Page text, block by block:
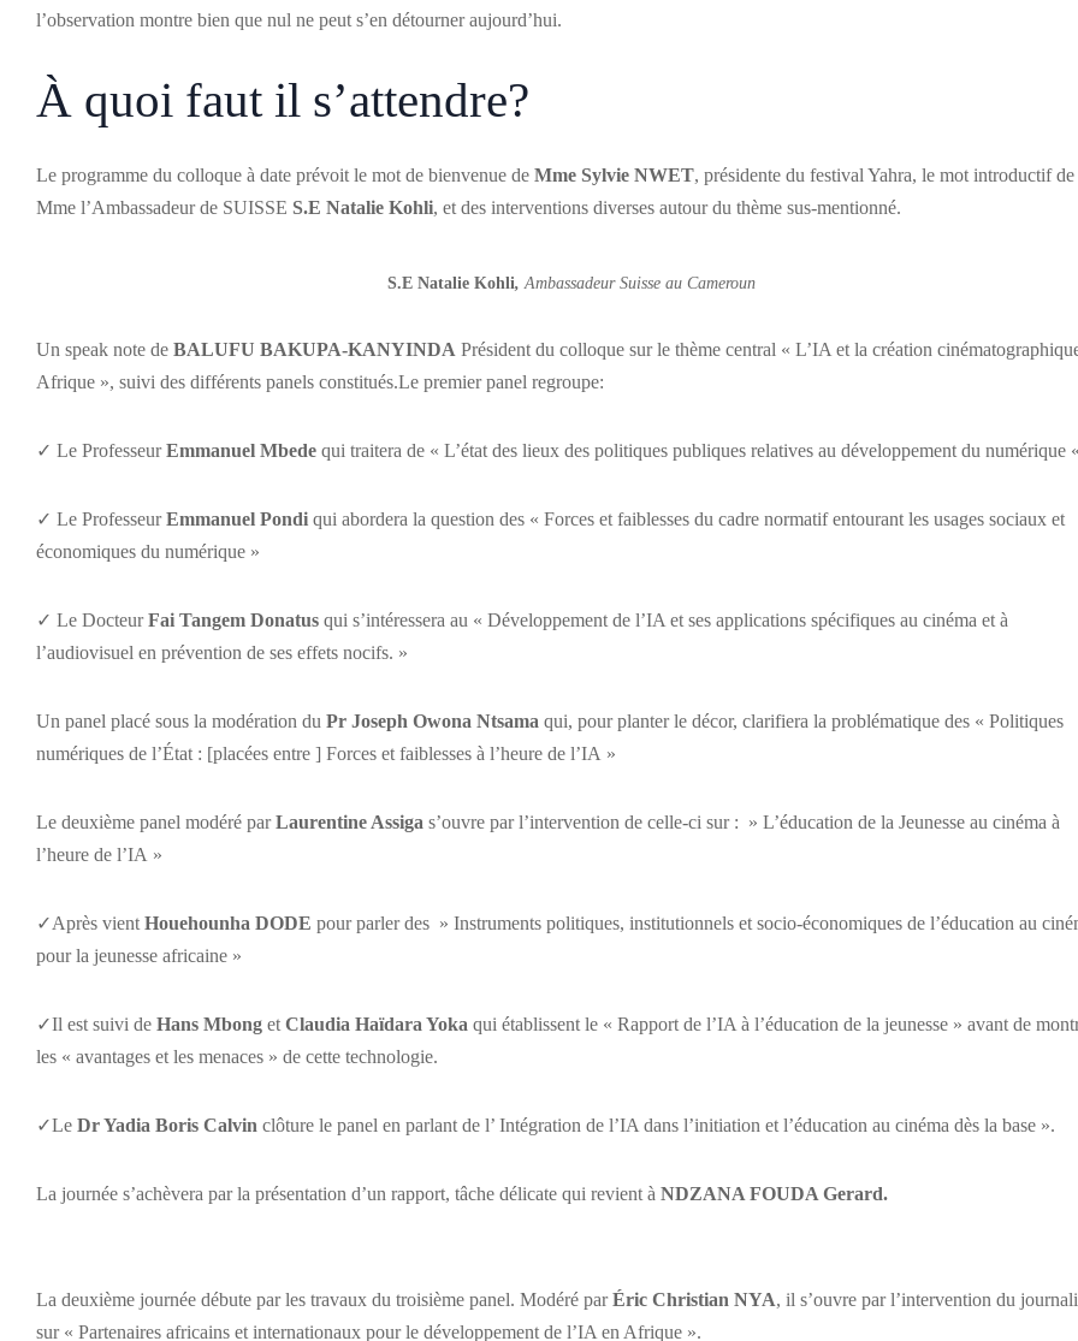
l’observation montre bien que nul ne peut s’en détourner aujourd’hui.
À quoi faut il s’attendre?
Le programme du colloque à date prévoit le mot de bienvenue de Mme Sylvie NWET, présidente du festival Yahra, le mot introductif de
Mme l’Ambassadeur de SUISSE S.E Natalie Kohli, et des interventions diverses autour du thème sus-mentionné.
S.E Natalie Kohli, Ambassadeur Suisse au Cameroun
Un speak note de BALUFU BAKUPA-KANYINDA Président du colloque sur le thème central « L’IA et la création
Afrique », suivi des différents panels constitués.Le premier panel regroupe:
✓ Le ProfesseurEmmanuel Mbede qui traitera de « L’état des lieux des politiques publiques relatives au développement du numérique
✓ Le ProfesseurEmmanuel Pondi qui abordera la question des « Forces et faiblesses du cadre normatif entourant les usages sociaux et
économiques du numérique »
✓ Le DocteurFai Tangem Donatus qui s’intéressera au « Développement de l’IA et ses applications spécifiques au cinéma et à
l’audiovisuel en prévention de ses effets nocifs. »
Un panel placé sous la modération du Pr Joseph Owona Ntsama qui, pour planter le décor, clarifiera la problématique des « Politiques
numériques de l’État : [placées entre ] Forces et faiblesses à l’heure de l’IA »
Le deuxième panel modéré parLaurentine Assiga s’ouvre par l’intervention de celle-ci sur : » L’éducation de la Jeunesse au cinéma à
l’heure de l’IA »
✓Après vient Houehounha DODE pour parler des » Instruments politiques, institutionnels et socio-économiques de l’éducation au
pour la jeunesse africaine »
✓Il est suivi de Hans Mbong et Claudia Haïdara Yoka qui établissent le « Rapport de l’IA à l’éducation de la jeunesse » avant de
les « avantages et les menaces » de cette technologie.
✓Le Dr Yadia Boris Calvin clôture le panel en parlant de l’ Intégration de l’IA dans l’initiation et l’éducation au cinéma dès la base ».
La journée s’achèvera par la présentation d’un rapport, tâche délicate qui revient à NDZANA FOUDA Gerard.
La deuxième journée débute par les travaux du troisième panel. Modéré parÉric Christian NYA, il s’ouvre par l’intervention du
sur « Partenaires africains et internationaux pour le développement de l’IA en Afrique ».